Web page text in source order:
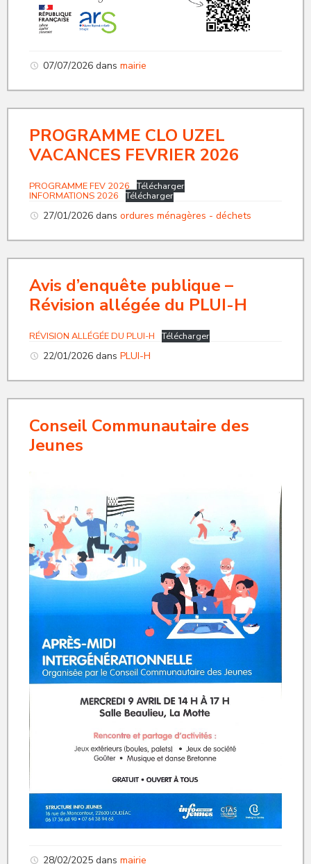
07/07/2026 dans mairie
PROGRAMME CLO UZEL
VACANCES FEVRIER 2026
PROGRAMME FEV 2026 Télécharger
INFORMATIONS 2026 Télécharger
27/01/2026 dans ordures ménagères - déchets
Avis d’enquête publique –
Révision allégée du PLUI-H
RÉVISION ALLÉGÉE DU PLUI-H Télécharger
22/01/2026 dans PLUI-H
Conseil Communautaire des
Jeunes
28/02/2025 dans mairie